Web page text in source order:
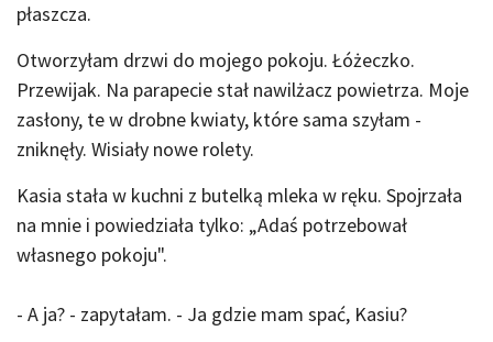
płaszcza.
Otworzyłam drzwi do mojego pokoju. Łóżeczko.
Przewijak. Na parapecie stał nawilżacz powietrza. Moje
zasłony, te w drobne kwiaty, które sama szyłam -
zniknęły. Wisiały nowe rolety.
Kasia stała w kuchni z butelką mleka w ręku. Spojrzała
na mnie i powiedziała tylko: „Adaś potrzebował
własnego pokoju".
- A ja? - zapytałam. - Ja gdzie mam spać, Kasiu?